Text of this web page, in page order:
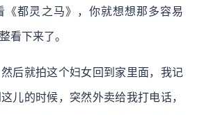
《都灵之马》，你就想想那多容易
看下来了。
后就拍这个妇女回到家里面，我记
儿的时候，突然外卖给我打电话，